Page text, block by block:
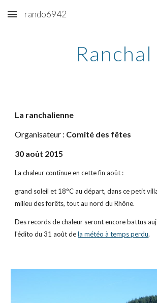
Skip to main content
rando6942
Ranchal
La ranchalienne
Organisateur : Comité des fêtes
30 août 2015
La chaleur continue en cette fin août :
grand soleil et 18°C au départ, dans ce petit
milieu des forêts, tout au nord du Rhône.
Des records de chaleur seront encore battus
l'édito du 31 août de la météo à temps perdu.